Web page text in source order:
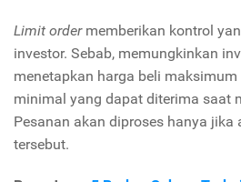
Limit ordermemberikan kontrol
investor. Sebab, memungkinkan
menetapkan harga beli maksimum
minimal yang dapat diterima saat
Pesanan akan diproses hanya jika
tersebut.